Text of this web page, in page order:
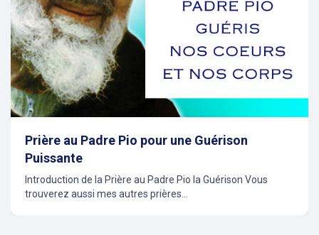
Prière au Padre Pio pour une Guérison
Puissante
Introduction de la Prière au Padre Pio la Guérison Vous
trouverez aussi mes autres prières...